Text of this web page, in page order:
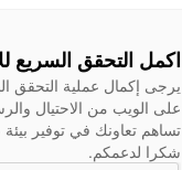
اكمل التحقق السريع
يرجى إكمال عملية التحقق
على الويب من الاحتيال
تساهم تعاونك في توفير بيئة
شكرا لدعمكم.